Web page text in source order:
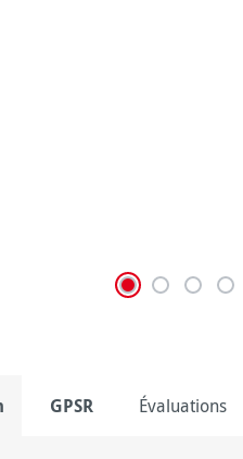
GPSR Évaluations